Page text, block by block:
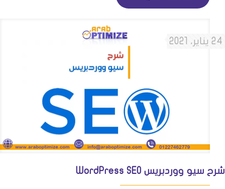
24 يناير، 2021
شرح سيو ووردبريس WordPress SEO